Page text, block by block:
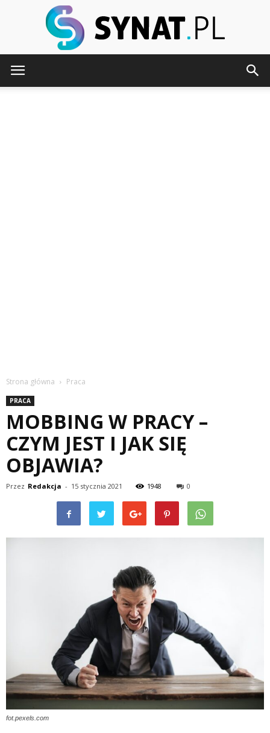
Strona główna Praca
PRACA
MOBBING W PRACY –
CZYM JEST I JAK SIĘ
OBJAWIA?
Przez Redakcja - 15 stycznia 2021 1948 0
fot.pexels.com